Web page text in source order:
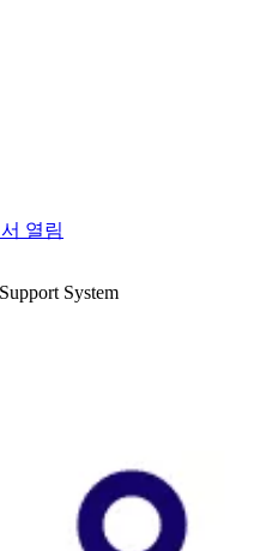
열림
System